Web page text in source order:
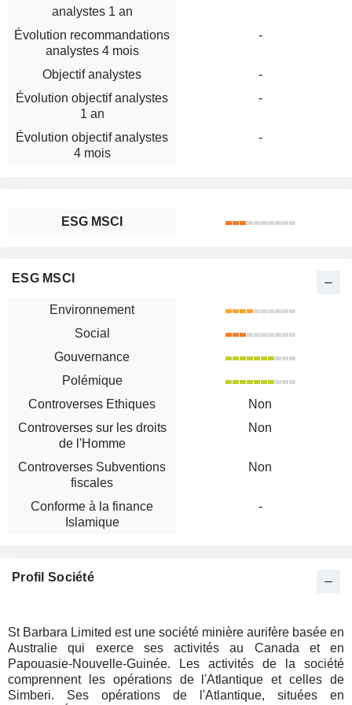
analystes 1 an
Évolution recommandations
analystes 4 mois
-
Objectif analystes
-
Évolution objectif analystes
1 an
-
Évolution objectif analystes
4 mois
-
ESG MSCI
ESG MSCI
Environnement
Social
Gouvernance
Polémique
Controverses Ethiques
Non
Controverses sur les droits
de l'Homme
Non
Controverses Subventions
fiscales
Non
Conforme à la finance
Islamique
-
Profil Société
St Barbara Limited est une société minière aurifère basée en
Australie qui exerce ses activités au Canada et en
Papouasie-Nouvelle-Guinée. Les activités de la société
comprennent les opérations de l'Atlantique et celles de
Simberi. Ses opérations de l'Atlantique, situées en